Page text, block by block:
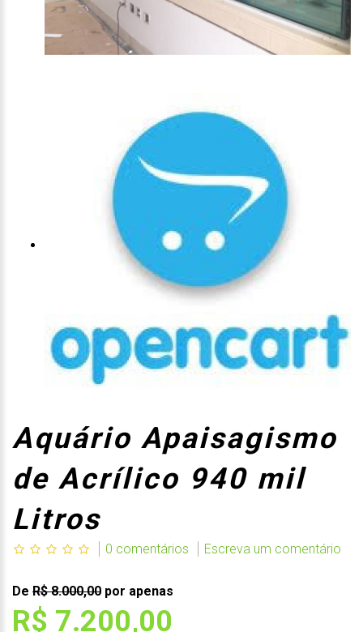
Aquário Apaisagismo
de Acrílico 940 mil
Litros
0 comentários Escreva um comentário
De R$ 8.000,00 por apenas
R$ 7.200,00